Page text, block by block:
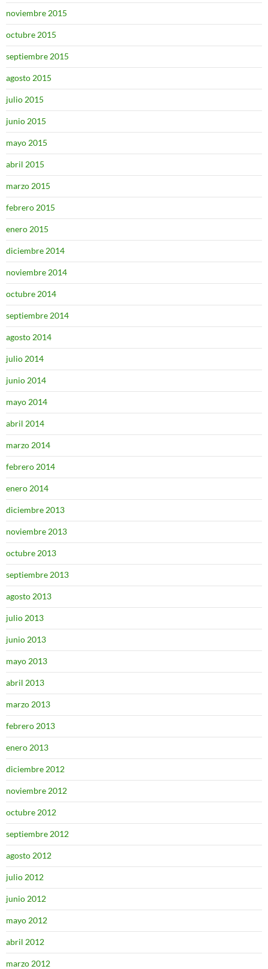
noviembre 2015
octubre 2015
septiembre 2015
agosto 2015
julio 2015
junio 2015
mayo 2015
abril 2015
marzo 2015
febrero 2015
enero 2015
diciembre 2014
noviembre 2014
octubre 2014
septiembre 2014
agosto 2014
julio 2014
junio 2014
mayo 2014
abril 2014
marzo 2014
febrero 2014
enero 2014
diciembre 2013
noviembre 2013
octubre 2013
septiembre 2013
agosto 2013
julio 2013
junio 2013
mayo 2013
abril 2013
marzo 2013
febrero 2013
enero 2013
diciembre 2012
noviembre 2012
octubre 2012
septiembre 2012
agosto 2012
julio 2012
junio 2012
mayo 2012
abril 2012
marzo 2012